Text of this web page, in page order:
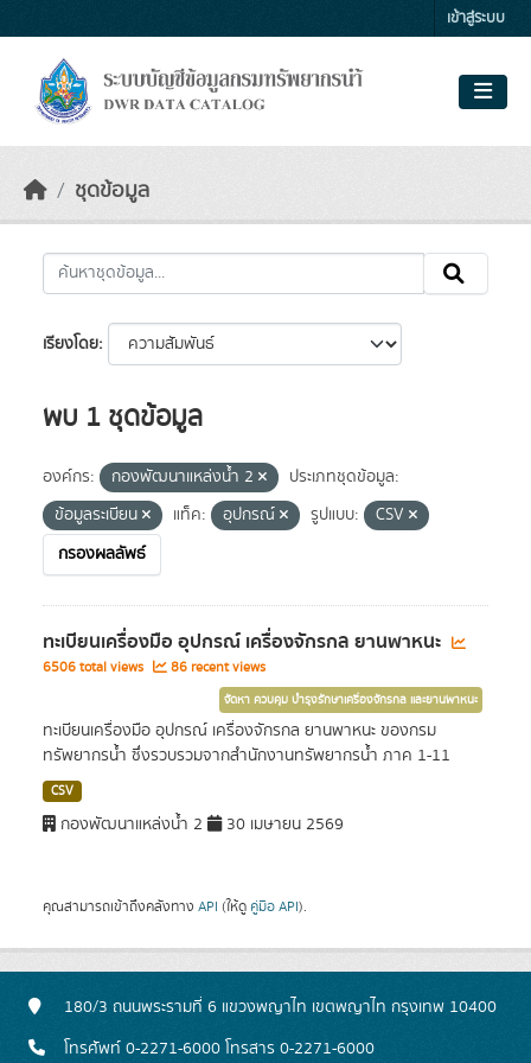
เข้าสู่ระบบ
ชุดข้อมูล
เรียงโดย
พบ 1 ชุดข้อมูล
องค์กร: กองพัฒนาแหล่งน้ำ 2
ประเภทชุดข้อมูล:
ข้อมูลระเบียน
แท็ค: อุปกรณ์ รูปแบบ:
CSV
กรองผลลัพธ์
ทะเบียนเครื่องมือ อุปกรณ์ เครื่องจักรกล ยานพาหนะ
6506 total views 86 recent views
จัดหา ควบคุม บำรุงรักษาเครื่องจักรกล และยานพาหนะ
ทะเบียนเครื่องมือ อุปกรณ์ เครื่องจักรกล ยานพาหนะ ของกรม
ทรัพยากรน้ำ ซึ่งรวบรวมจากสำนักงานทรัพยากรน้ำ ภาค 1-11
CSV
กองพัฒนาแหล่งน้ำ 2 30 เมษายน 2569
คุณสามารถเข้าถึงคลังทาง API (ให้ดู คู่มือ API).
180/3 ถนนพระรามที่ 6 แขวงพญาไท เขตพญาไท กรุงเทพ 10400
โทรศัพท์ 0-2271-6000 โทรสาร 0-2271-6000